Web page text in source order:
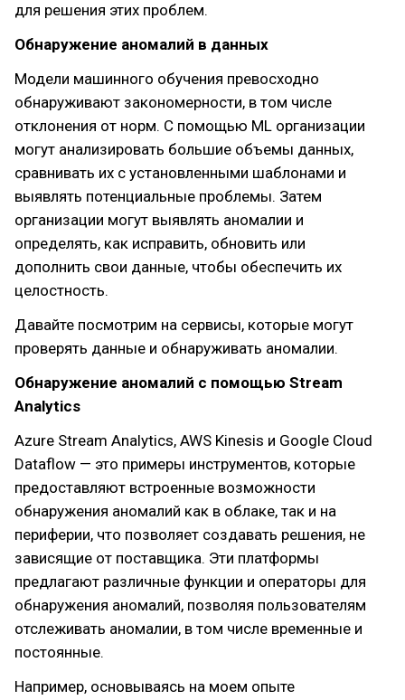
для решения этих проблем.
Обнаружение аномалий в данных
Модели машинного обучения превосходно
обнаруживают закономерности, в том числе
отклонения от норм. С помощью ML организации
могут анализировать большие объемы данных,
сравнивать их с установленными шаблонами и
выявлять потенциальные проблемы. Затем
организации могут выявлять аномалии и
определять, как исправить, обновить или
дополнить свои данные, чтобы обеспечить их
целостность.
Давайте посмотрим на сервисы, которые могут
проверять данные и обнаруживать аномалии.
Обнаружение аномалий с помощью Stream
Analytics
Azure Stream Analytics, AWS Kinesis и Google Cloud
Dataflow — это примеры инструментов, которые
предоставляют встроенные возможности
обнаружения аномалий как в облаке, так и на
периферии, что позволяет создавать решения, не
зависящие от поставщика. Эти платформы
предлагают различные функции и операторы для
обнаружения аномалий, позволяя пользователям
отслеживать аномалии, в том числе временные и
постоянные.
Например, основываясь на моем опыте